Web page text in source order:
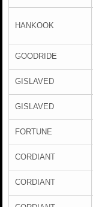
HANKOOK
GOODRIDE
GISLAVED
GISLAVED
FORTUNE
CORDIANT
CORDIANT